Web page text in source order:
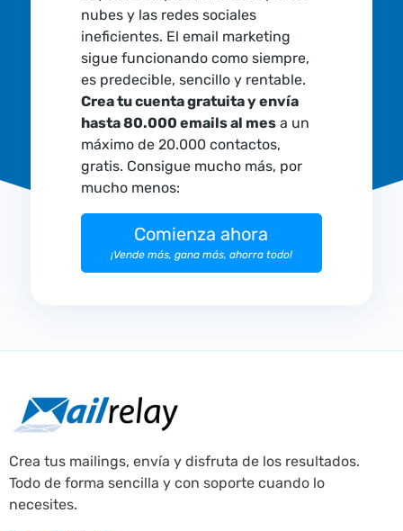
nubes y las redes sociales
ineficientes. El email marketing
sigue funcionando como siempre,
es predecible, sencillo y rentable.
Crea tu cuenta gratuita y envía
hasta 80.000 emails al mesa un
máximo de 20.000 contactos,
gratis. Consigue mucho más, por
mucho menos:
Comienza ahora
¡Vende más, gana más, ahorra todo!
Crea tus mailings, envía y disfruta de los resultados.
Todo de forma sencilla y con soporte cuando lo
necesites.